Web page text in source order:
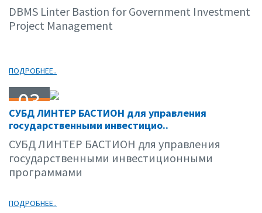
DBMS Linter Bastion for Government Investment
Project Management
ПОДРОБНЕЕ..
03
05.11
СУБД ЛИНТЕР БАСТИОН для управления
государственными инвестицио..
СУБД ЛИНТЕР БАСТИОН для управления
государственными инвестиционными
программами
ПОДРОБНЕЕ..